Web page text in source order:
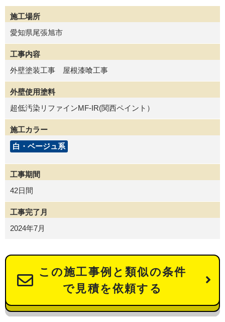
施工場所
愛知県尾張旭市
工事内容
外壁塗装工事 屋根漆喰工事
外壁使用塗料
超低汚染リファインMF-IR(関西ペイント）
施工カラー
白・ベージュ系
工事期間
42日間
工事完了月
2024年7月
この施工事例と類似の条件
で見積を依頼する